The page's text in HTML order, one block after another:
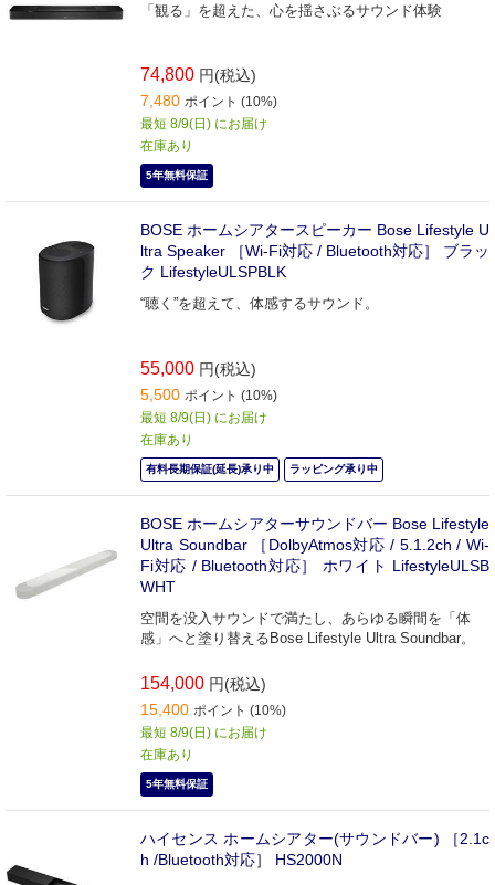
「観る」を超えた、心を揺さぶるサウンド体験
74,800 円(税込)
7,480 ポイント (10%)
最短 8/9(日) にお届け
在庫あり
5年無料保証
BOSE ホームシアタースピーカー Bose Lifestyle U
ltra Speaker ［Wi-Fi対応 / Bluetooth対応］ ブラッ
ク LifestyleULSPBLK
“聴く”を超えて、体感するサウンド。
55,000 円(税込)
5,500 ポイント (10%)
最短 8/9(日) にお届け
在庫あり
有料長期保証(延長)承り中 ラッピング承り中
BOSE ホームシアターサウンドバー Bose Lifestyle
Ultra Soundbar ［DolbyAtmos対応 / 5.1.2ch / Wi-
Fi対応 / Bluetooth対応］ ホワイト LifestyleULSB
WHT
空間を没入サウンドで満たし、あらゆる瞬間を「体
感」へと塗り替えるBose Lifestyle Ultra Soundbar。
154,000 円(税込)
15,400 ポイント (10%)
最短 8/9(日) にお届け
在庫あり
5年無料保証
ハイセンス ホームシアター(サウンドバー) ［2.1c
h /Bluetooth対応］ HS2000N